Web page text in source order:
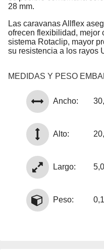
28 mm.
Las caravanas Allflex
ofrecen flexibilidad, mejor
sistema Rotaclip, mayor
su resistencia a los rayos
MEDIDAS Y PESO
Ancho:
Alto:
Largo:
Peso: